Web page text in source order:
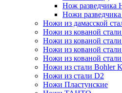
Нож разведчика
Ножи
Ножи из дамасской
Ножи из кованой
Ножи из кованой
Ножи из кованой
Ножи из кованой
Ножи из стали Bohler
Ножи из стали D2
Ножи Пластунские